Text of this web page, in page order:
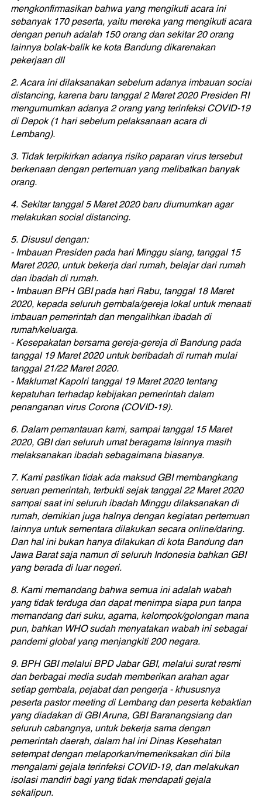
mengkonfirmasikan bahwa yang mengikuti acara ini
sebanyak 170 peserta, yaitu mereka yang mengikuti acara
dengan penuh adalah 150 orang dan sekitar 20 orang
lainnya bolak-balik ke kota Bandung dikarenakan
pekerjaan dll
2. Acara ini dilaksanakan sebelum adanya imbauan social
distancing, karena baru tanggal 2 Maret 2020 Presiden RI
mengumumkan adanya 2 orang yang terinfeksi COVID-19
di Depok (1 hari sebelum pelaksanaan acara di
Lembang).
3. Tidak terpikirkan adanya risiko paparan virus tersebut
berkenaan dengan pertemuan yang melibatkan banyak
orang.
4. Sekitar tanggal 5 Maret 2020 baru diumumkan agar
melakukan social distancing.
5. Disusul dengan:
- Imbauan Presiden pada hari Minggu siang, tanggal 15
Maret 2020, untuk bekerja dari rumah, belajar dari rumah
dan ibadah di rumah.
- Imbauan BPH GBI pada hari Rabu, tanggal 18 Maret
2020, kepada seluruh gembala/gereja lokal untuk menaati
imbauan pemerintah dan mengalihkan ibadah di
rumah/keluarga.
- Kesepakatan bersama gereja-gereja di Bandung pada
tanggal 19 Maret 2020 untuk beribadah di rumah mulai
tanggal 21/22 Maret 2020.
- Maklumat Kapolri tanggal 19 Maret 2020 tentang
kepatuhan terhadap kebijakan pemerintah dalam
penanganan virus Corona (COVID-19).
6. Dalam pemantauan kami, sampai tanggal 15 Maret
2020, GBI dan seluruh umat beragama lainnya masih
melaksanakan ibadah sebagaimana biasanya.
7. Kami pastikan tidak ada maksud GBI membangkang
seruan pemerintah, terbukti sejak tanggal 22 Maret 2020
sampai saat ini seluruh ibadah Minggu dilaksanakan di
rumah, demikian juga halnya dengan kegiatan pertemuan
lainnya untuk sementara dilakukan secara online/daring.
Dan hal ini bukan hanya dilakukan di kota Bandung dan
Jawa Barat saja namun di seluruh Indonesia bahkan GBI
yang berada di luar negeri.
8. Kami memandang bahwa semua ini adalah wabah
yang tidak terduga dan dapat menimpa siapa pun tanpa
memandang dari suku, agama, kelompok/golongan mana
pun, bahkan WHO sudah menyatakan wabah ini sebagai
pandemi global yang menjangkiti 200 negara.
9. BPH GBI melalui BPD Jabar GBI, melalui surat resmi
dan berbagai media sudah memberikan arahan agar
setiap gembala, pejabat dan pengerja - khususnya
peserta pastor meeting di Lembang dan peserta kebaktian
yang diadakan di GBI Aruna, GBI Baranangsiang dan
seluruh cabangnya, untuk bekerja sama dengan
pemerintah daerah, dalam hal ini Dinas Kesehatan
setempat dengan melaporkan/memeriksakan diri bila
mengalami gejala terinfeksi COVID-19, dan melakukan
isolasi mandiri bagi yang tidak mendapati gejala
sekalipun.